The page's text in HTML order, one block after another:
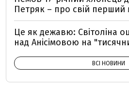
Петряк – про свій перший
Це як дежавю: Світоліна
над Анісімовою на
ВСІ НОВИНИ